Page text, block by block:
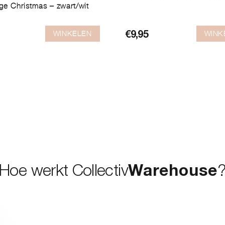
Christmas – zwart/wit
WINKELEN €9,95
Hoe werkt CollectivWarehouse?